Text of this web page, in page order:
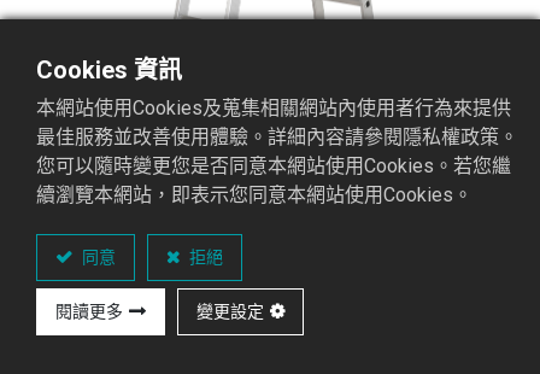
B2-165 16尺二關節梯
二關節梯(B2系列)
Cookies 資訊
本網站使用Cookies及蒐集相關網站內使用者行為來提供
最佳服務並改善使用體驗。詳細內容請參閱隱私權政策。
您可以隨時變更您是否同意本網站使用Cookies。若您繼
續瀏覽本網站，即表示您同意本網站使用Cookies。
同意 拒絕
閱讀更多 變更設定